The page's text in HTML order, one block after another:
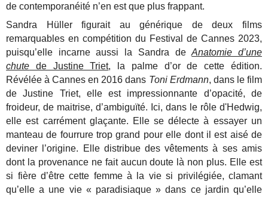
de contemporanéité n’en est que plus frappant.
Sandra Hüller figurait au générique de deux films
remarquables en compétition du Festival de Cannes 2023,
puisqu’elle incarne aussi la Sandra deAnatomie d’une
chute de Justine Triet, la palme d’or de cette édition.
Révélée à Cannes en 2016 dans Toni Erdmann, dans le film
de Justine Triet, elle est impressionnante d’opacité, de
froideur, de maitrise, d’ambiguïté. Ici, dans le rôle d'Hedwig,
elle est carrément glaçante. Elle se délecte à essayer un
manteau de fourrure trop grand pour elle dont il est aisé de
deviner l’origine. Elle distribue des vêtements à ses amis
dont la provenance ne fait aucun doute là non plus. Elle est
si fière d’être cette femme à la vie si privilégiée, clamant
qu’elle a une vie « paradisiaque » dans ce jardin qu’elle